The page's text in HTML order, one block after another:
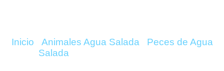
Inicio Animales Agua Salada
Peces de Agua
Salada